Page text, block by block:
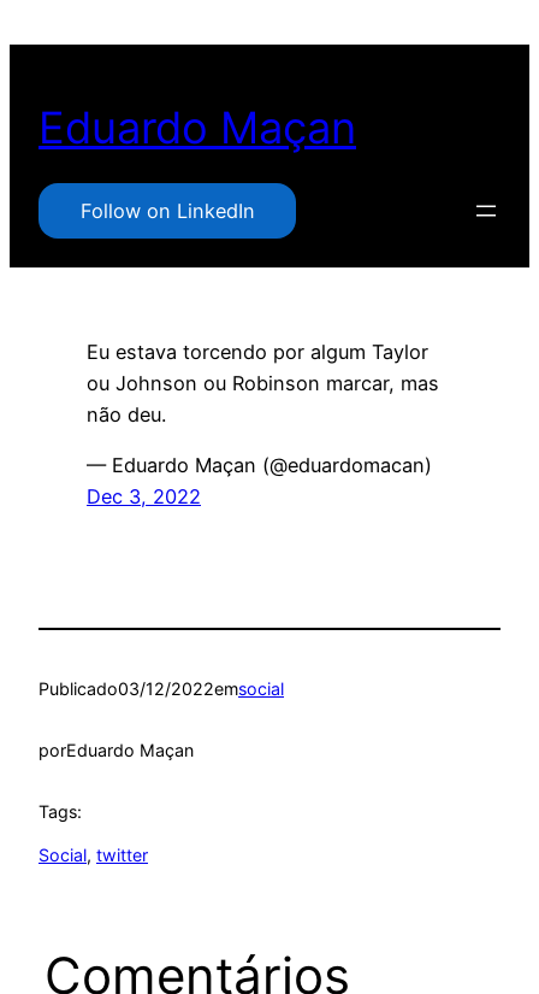
conteúdo
Eduardo Maçan
Follow on LinkedIn
Eu estava torcendo por algum Taylor
ou Johnson ou Robinson marcar, mas
não deu.
— Eduardo Maçan (@eduardomacan)
Dec 3, 2022
Publicado03/12/2022emsocial
porEduardo Maçan
Tags:
Social, twitter
Comentários